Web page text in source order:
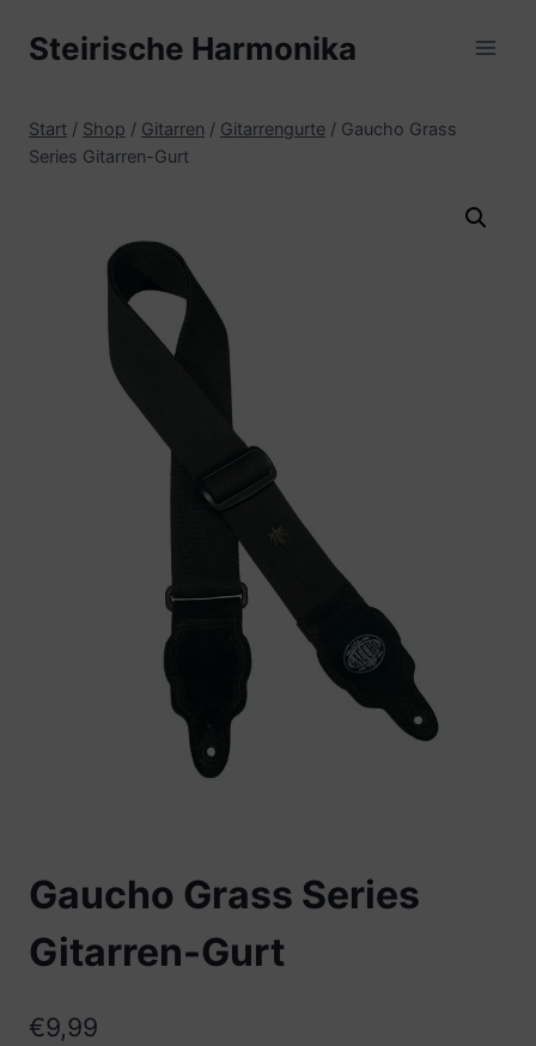
InhaltSteirische Harmonika
Start / Shop / Gitarren / Gitarrengurte / Gaucho Grass
Series Gitarren-Gurt
Gaucho Grass Series
Gitarren-Gurt
€9,99